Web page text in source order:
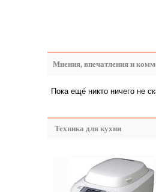
Мнения, впечатления и
Пока ещё никто ничего не
Техника для кухни